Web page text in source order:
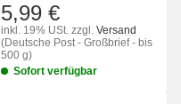
5,99 €
inkl. 19% USt. zzgl. Versand
(Deutsche Post - Großbrief - bis
500 g)
Sofort verfügbar